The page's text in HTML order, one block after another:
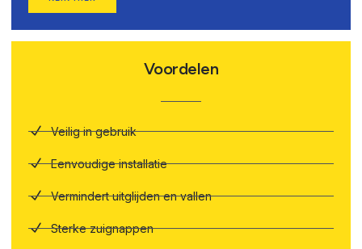
Voordelen
Veilig in gebruik
Eenvoudige installatie
Vermindert uitglijden en vallen
Sterke zuignappen